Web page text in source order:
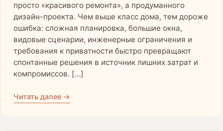
просто «красивого ремонта», а продуманного
дизайн-проекта. Чем выше класс дома, тем дороже
ошибка: сложная планировка, большие окна,
видовые сценарии, инженерные ограничения и
требования к приватности быстро превращают
спонтанные решения в источник лишних затрат и
компромиссов. […]
Читать далее →